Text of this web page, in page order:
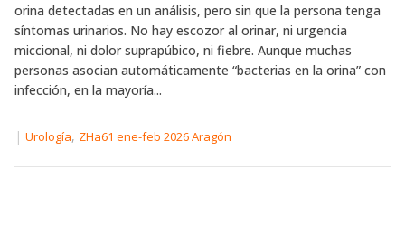
orina detectadas en un análisis, pero sin que la persona tenga
síntomas urinarios. No hay escozor al orinar, ni urgencia
miccional, ni dolor suprapúbico, ni fiebre. Aunque muchas
personas asocian automáticamente “bacterias en la orina” con
infección, en la mayoría...
| Urología, ZHa61 ene-feb 2026 Aragón